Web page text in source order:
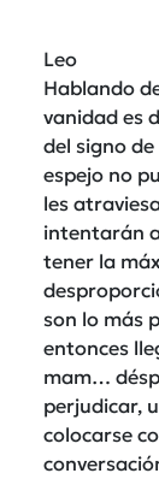
Leo
Hablando
vanidad es
del signo
espejo no
les
intentarán
tener la
son lo más
entonces
mam…
perjudicar,
colocarse